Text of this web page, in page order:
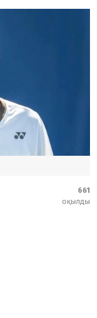
661
оқылды